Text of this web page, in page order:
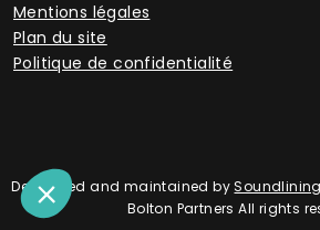
Mentions légales
Plan du site
Politique de confidentialité
Developed and maintained bySoundlining
Bolton Partners All rights